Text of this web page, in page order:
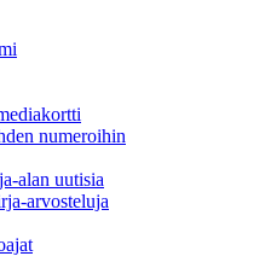
numeroihin
alan uutisia
arvosteluja